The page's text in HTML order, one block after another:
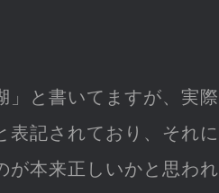
」と書いてますが、実際
表記されており、それに
が本来正しいかと思われ